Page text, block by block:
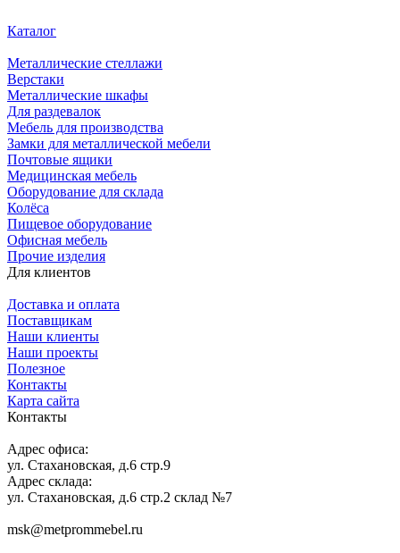
Каталог
Металлические стеллажи
Верстаки
Металлические шкафы
Для раздевалок
Мебель для производства
Замки для металлической мебели
Почтовые ящики
Медицинская мебель
Оборудование для склада
Колёса
Пищевое оборудование
Офисная мебель
Прочие изделия
Для клиентов
Доставка и оплата
Поставщикам
Наши клиенты
Наши проекты
Полезное
Контакты
Карта сайта
Контакты
Адрес офиса:
ул. Стахановская, д.6 стр.9
Адрес склада:
ул. Стахановская, д.6 стр.2 склад №7
msk@metprommebel.ru